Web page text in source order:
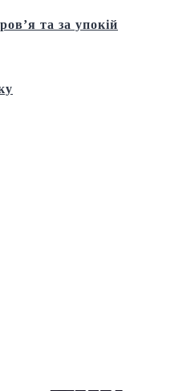
та за упокій